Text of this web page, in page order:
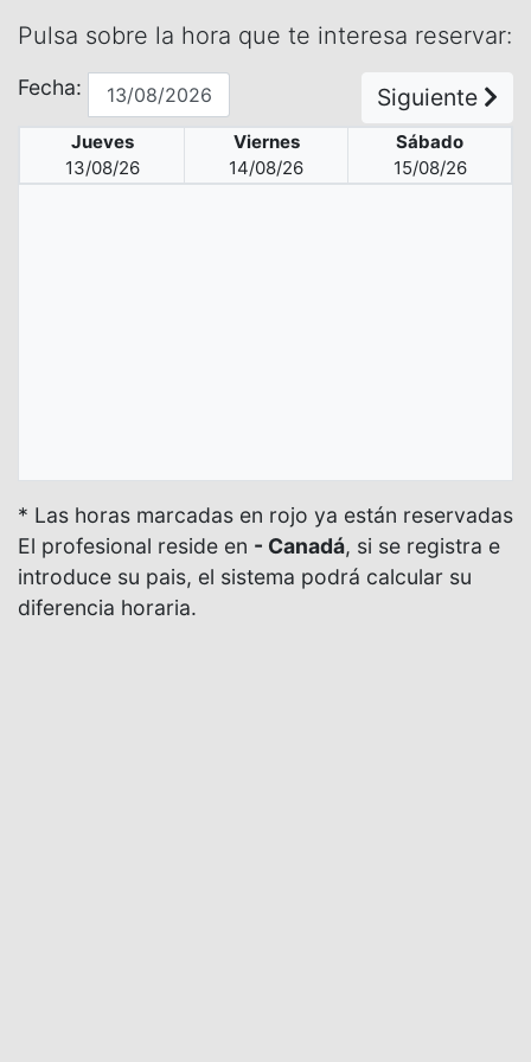
Pulsa sobre la hora que te interesa reservar:
Fecha: Siguiente
Jueves
13/08/26
Viernes
14/08/26
Sábado
15/08/26
* Las horas marcadas en rojo ya están reservadas
El profesional reside en - Canadá, si se registra e
introduce su pais, el sistema podrá calcular su
diferencia horaria.